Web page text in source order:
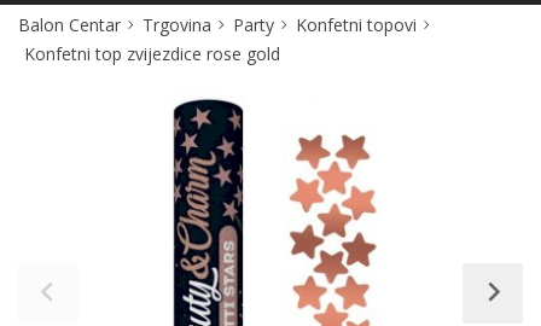
Balon Centar Trgovina Party
Konfetni topovi
Konfetni top zvijezdice rose gold